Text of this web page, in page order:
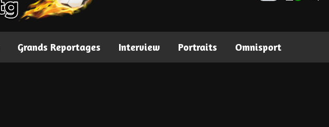
Grands Reportages Interview Portraits Omnisport